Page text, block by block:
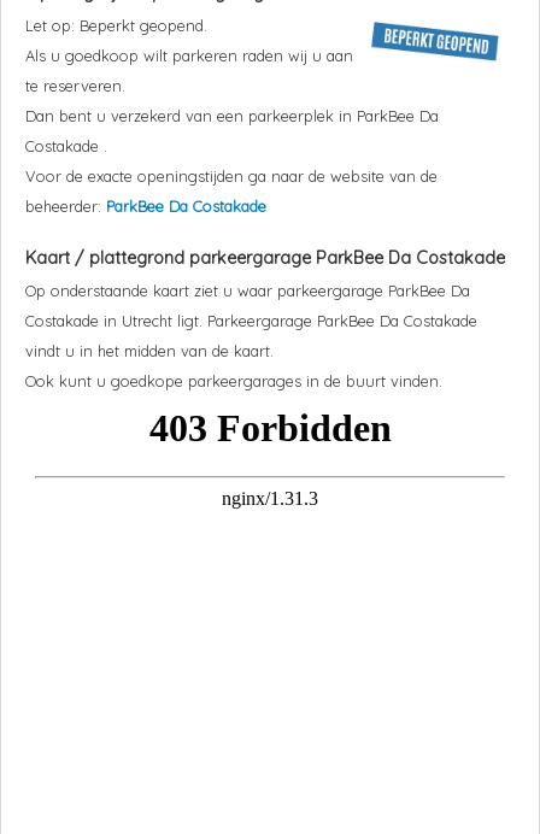
Let op: Beperkt geopend.
Als u goedkoop wilt parkeren raden wij u aan
te reserveren.
Dan bent u verzekerd van een parkeerplek in ParkBee Da
Costakade .
Voor de exacte openingstijden ga naar de website van de
beheerder: ParkBee Da Costakade
Kaart / plattegrond parkeergarage ParkBee Da Costakade
Op onderstaande kaart ziet u waar parkeergarage ParkBee Da
Costakade in Utrecht ligt. Parkeergarage ParkBee Da Costakade
vindt u in het midden van de kaart.
Ook kunt u goedkope parkeergarages in de buurt vinden.